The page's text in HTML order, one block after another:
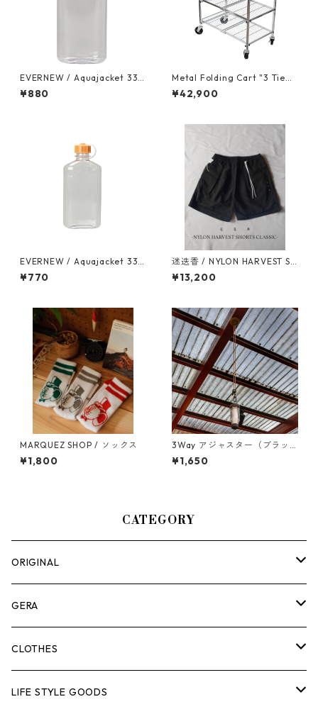
EVERNEW / Aquajacket 333
ml FC
¥880
Metal Folding Cart "3 Tie
r"-折りたためるワゴンカー
ト-
¥42,900
EVERNEW / Aquajacket 333
ml SC Orange
¥770
迷迭香 / NYLON HARVEST SH
ORTS CLASSIC
¥13,200
MARQUEZ SHOP / ソックス
¥1,800
3Way アジャスター（ブラッ
ク）
¥1,650
CATEGORY
ORIGINAL
ASOMATOUS
HANGBURGER（ハングバーガー）
EX-GATE（エクスゲート）
COLLABORATION
UNITIUM.
GERA
ランタン＆ライト
クッカー＆カトラリー
CLOTHES
TOPS
LIFE STYLE GOODS